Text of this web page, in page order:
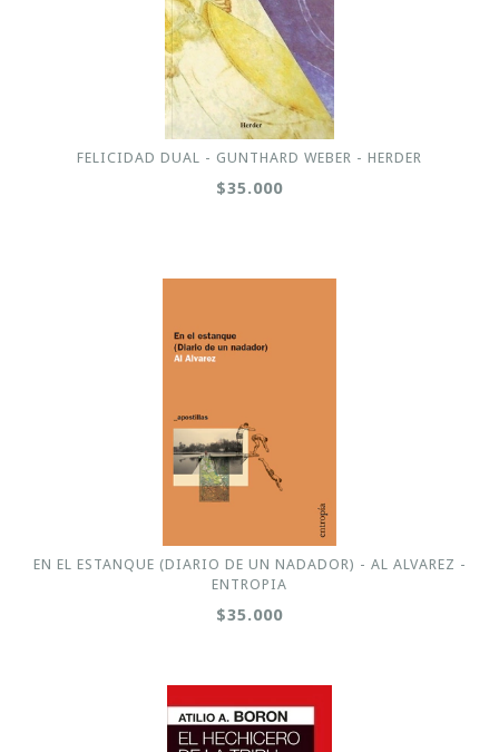
FELICIDAD DUAL - GUNTHARD WEBER - HERDER
$35.000
EN EL ESTANQUE (DIARIO DE UN NADADOR) - AL ALVAREZ -
ENTROPIA
$35.000